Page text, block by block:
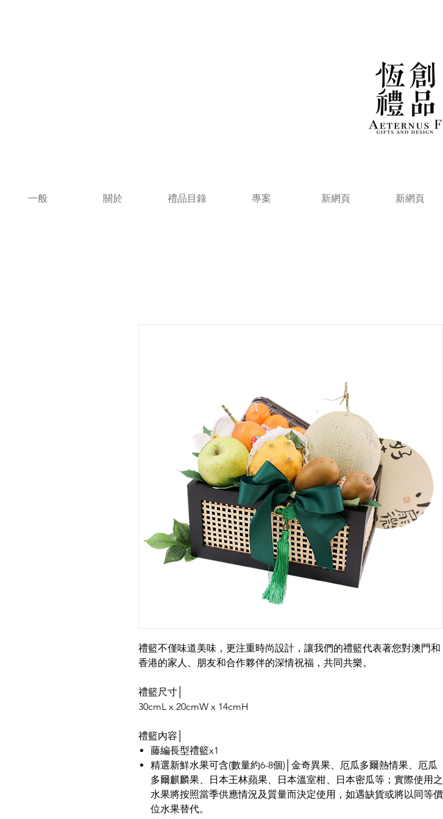
一般 關於 禮品目錄 專案 新網頁 新網頁
禮籃不僅味道美味，更注重時尚設計，讓我們的禮籃代表著您對澳門和
香港的家人、朋友和合作夥伴的深情祝福，共同共樂。
禮籃尺寸│
30cmL x 20cmW x 14cmH
禮籃內容│
藤編長型禮籃x1
精選新鮮水果可含(數量約6-8個)│金奇異果、厄瓜多爾熱情果、厄瓜
多爾麒麟果、日本王林蘋果、日本溫室柑、日本密瓜等；實際使用之
水果將按照當季供應情況及質量而決定使用，如遇缺貨或將以同等價
位水果替代。